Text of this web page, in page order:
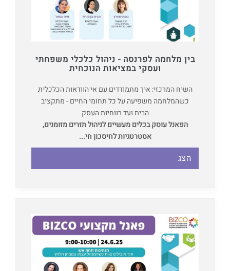
בין מלחמה לפרנסה - ניהול כלכלי משפחתי
ועסקי במציאות הנוכחית
השיח המרכזי: איך מתמודדים עם אי הוודאות הכלכלית
כשהמלחמה משפיעה על כל תחומי החיים - מתקציב
הבית ועד רווחיות העסק
הפאנל עוסק בכלים מעשיים לניהול תזרים מזומנים,
אסטרטגיות לחיסכון חי...
הצג